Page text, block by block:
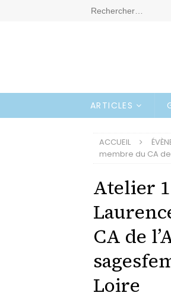
ARTICLES
ACCUEIL
membre du CA
Atelier
CA de
Loire